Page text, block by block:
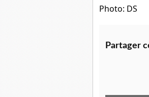
Photo: DS
Partager